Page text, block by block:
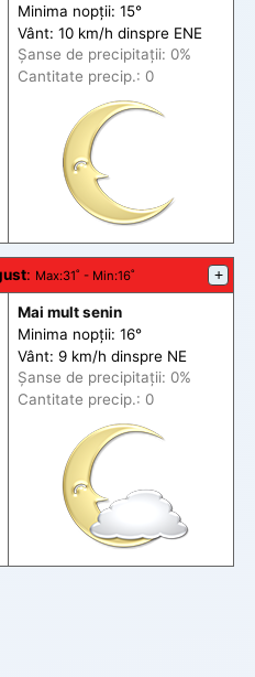
Minima nopții: 15°
Vânt: 10 km/h dinspre ENE
Șanse de precipitații: 0%
Cantitate precip.: 0
: Max:31˚ - Min:16˚ +
Mai mult senin
Minima nopții: 16°
Vânt: 9 km/h dinspre NE
Șanse de precipitații: 0%
Cantitate precip.: 0